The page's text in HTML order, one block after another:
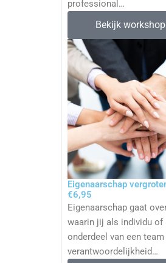
professional…
Bekijk workshop
Eigenaarschap
€6,95
Eigenaarschap gaat
waarin jij als individu of
onderdeel van een
verantwoordelijkheid…